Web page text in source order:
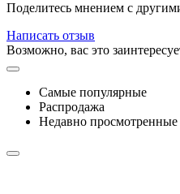
Поделитесь мнением с
Написать отзыв
Возможно, вас это
Самые популярные
Распродажа
Недавно просмотренные